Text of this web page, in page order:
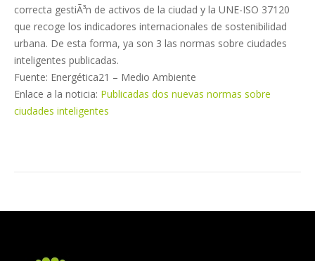
correcta gestiÃ³n de activos de la ciudad y la UNE-ISO 37120
que recoge los indicadores internacionales de sostenibilidad
urbana. De esta forma, ya son 3 las normas sobre ciudades
inteligentes publicadas.
Fuente: Energética21 – Medio Ambiente
Enlace a la noticia: Publicadas dos nuevas normas sobre
ciudades inteligentes